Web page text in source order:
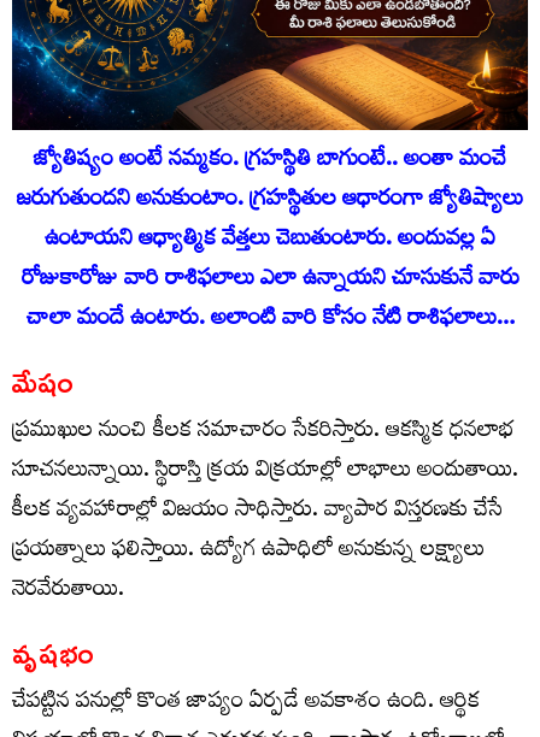
జ్యోతిష్యం అంటే నమ్మకం. గ్రహస్థితి బాగుంటే.. అంతా మంచే
జరుగుతుందని అనుకుంటాం. గ్రహస్థితుల ఆధారంగా జ్యోతిష్యాలు
ఉంటాయని ఆధ్యాత్మిక వేత్తలు చెబుతుంటారు. అందువ‌ల్ల ఏ
రోజుకారోజు వారి రాశిఫ‌లాలు ఎలా ఉన్నాయ‌ని చూసుకునే వారు
చాలా మందే ఉంటారు. అలాంటి వారి కోసం నేటి రాశిఫ‌లాలు…
మేషం
ప్రముఖుల నుంచి కీలక సమాచారం సేకరిస్తారు. ఆకస్మిక ధనలాభ
సూచనలున్నాయి. స్థిరాస్తి క్రయ విక్రయాల్లో లాభాలు అందుతాయి.
కీలక వ్యవహారాల్లో విజయం సాధిస్తారు. వ్యాపార విస్తరణకు చేసే
ప్రయత్నాలు ఫలిస్తాయి. ఉద్యోగ ఉపాధిలో అనుకున్న లక్ష్యాలు
నెరవేరుతాయి.
వృషభం
చేపట్టిన పనుల్లో కొంత జాప్యం ఏర్పడే అవకాశం ఉంది. ఆర్థిక